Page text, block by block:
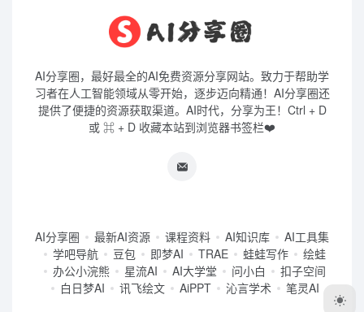
AI分享圈，最好最全的AI免费资源分享网站。致力于帮助学
习者在人工智能领域从零开始，逐步迈向精通！AI分享圈还
提供了便捷的资源获取渠道。AI时代，分享为王！Ctrl + D
或 ⌘ + D 收藏本站到浏览器书签栏❤️
AI分享圈 最新AI资源 课程资料 AI知识库
AI工具集
学吧导航
豆包 即梦AI TRAE 蛙蛙写作
绘蛙
办公小浣熊
星流AI AI大学堂 问小白
扣子空间
白日梦AI
讯飞绘文 AiPPT 沁言学术 笔灵AI